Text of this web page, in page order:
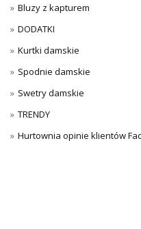
Bluzy z kapturem
DODATKI
Kurtki damskie
Spodnie damskie
Swetry damskie
TRENDY
Hurtownia opinie klientów